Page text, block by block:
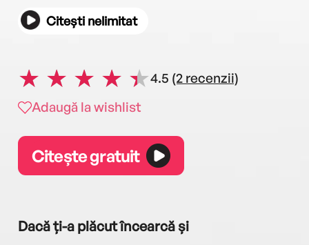
Citești nelimitat
4.5 (2 recenzii)
Adaugă la wishlist
Citește gratuit
Dacă ți-a plăcut încearcă și